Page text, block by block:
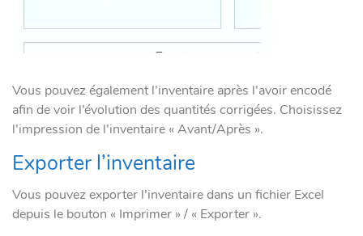
Vous pouvez également l’inventaire après l’avoir encodé
afin de voir l’évolution des quantités corrigées. Choisissez
l’impression de l’inventaire « Avant/Après ».
Exporter l’inventaire
Vous pouvez exporter l’inventaire dans un fichier Excel
depuis le bouton « Imprimer » / « Exporter ».